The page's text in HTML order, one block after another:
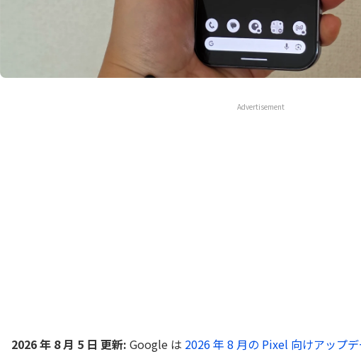
Advertisement
2026 年 8 月 5 日 更新: Google は 2026 年 8 月の Pixel 向けアップデ